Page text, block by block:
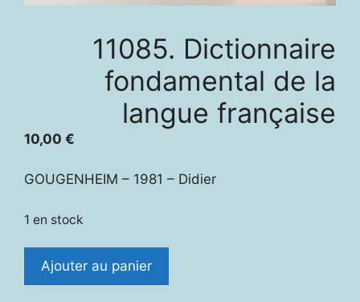
11085. Dictionnaire
fondamental de la
langue française
10,00 €
GOUGENHEIM – 1981 – Didier
1 en stock
quantité
Ajouter au panier